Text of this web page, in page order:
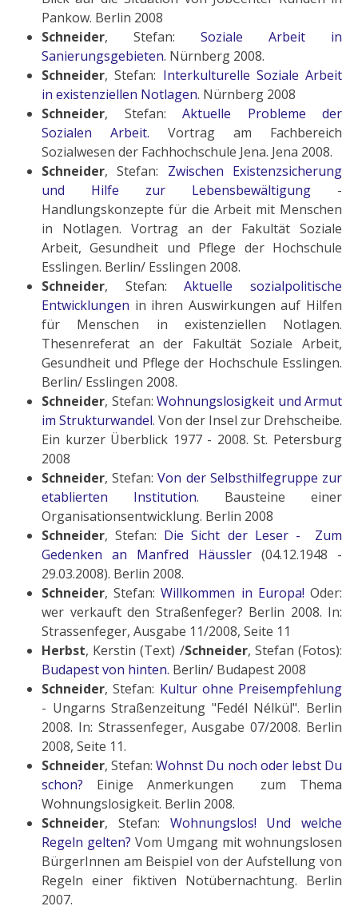
Pankow. Berlin 2008
Schneider, Stefan: Soziale Arbeit in
Sanierungsgebieten. Nürnberg 2008.
Schneider, Stefan: Interkulturelle Soziale Arbeit
in existenziellen Notlagen. Nürnberg 2008
Schneider, Stefan: Aktuelle Probleme der
Sozialen Arbeit. Vortrag am Fachbereich
Sozialwesen der Fachhochschule Jena. Jena 2008.
Schneider, Stefan: Zwischen Existenzsicherung
und Hilfe zur Lebensbewältigung -
Handlungskonzepte für die Arbeit mit Menschen
in Notlagen. Vortrag an der Fakultät Soziale
Arbeit, Gesundheit und Pflege der Hochschule
Esslingen. Berlin/ Esslingen 2008.
Schneider, Stefan:Aktuelle sozialpolitische
Entwicklungen in ihren Auswirkungen auf Hilfen
für Menschen in existenziellen Notlagen.
Thesenreferat an der Fakultät Soziale Arbeit,
Gesundheit und Pflege der Hochschule Esslingen.
Berlin/ Esslingen 2008.
Schneider, Stefan: Wohnungslosigkeit und Armut
im Strukturwandel. Von der Insel zur Drehscheibe.
Ein kurzer Überblick 1977 - 2008. St. Petersburg
2008
Schneider, Stefan:Von der Selbsthilfegruppe zur
etablierten Institution. Bausteine einer
Organisationsentwicklung. Berlin 2008
Schneider, Stefan: Die Sicht der Leser - Zum
Gedenken an Manfred Häussler (04.12.1948 -
29.03.2008). Berlin 2008.
Schneider, Stefan:Willkommen in Europa! Oder:
wer verkauft den Straßenfeger? Berlin 2008. In:
Strassenfeger, Ausgabe 11/2008, Seite 11
Herbst, Kerstin (Text) /Schneider, Stefan (Fotos):
Budapest von hinten. Berlin/ Budapest 2008
Schneider, Stefan: Kultur ohne Preisempfehlung
- Ungarns Straßenzeitung "Fedél Nélkül". Berlin
2008. In: Strassenfeger, Ausgabe 07/2008. Berlin
2008, Seite 11.
Schneider, Stefan:Wohnst Du noch oder lebst Du
schon? Einige Anmerkungen zum Thema
Wohnungslosigkeit. Berlin 2008.
Schneider, Stefan: Wohnungslos! Und welche
Regeln gelten? Vom Umgang mit wohnungslosen
BürgerInnen am Beispiel von der Aufstellung von
Regeln einer fiktiven Notübernachtung. Berlin
2007.